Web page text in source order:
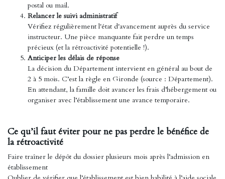
postal ou mail.
Relancer le suivi administratif
Vérifiez régulièrement l'état d'avancement auprès du service
instructeur. Une pièce manquante fait perdre un temps
précieux (et la rétroactivité potentielle !).
Anticiper les délais de réponse
La décision du Département intervient en général au bout de
2 à 5 mois. C’est la règle en Gironde (source : Département).
En attendant, la famille doit avancer les frais d’hébergement ou
organiser avec l’établissement une avance temporaire.
Ce qu’il faut éviter pour ne pas perdre le bénéfice de
la rétroactivité
Faire traîner le dépôt du dossier plusieurs mois après l’admission en
établissement